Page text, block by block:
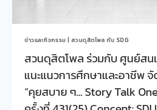
กิจกรรม
ๆ…
STORY
TALK
ONE
LAB“
ครั้ง
ข่าวและกิจกรรม สวนดุสิตโพล กับ SDG
สวนดุสิตโพล ร่วมกับ ศูนย์สน
แนะแนวการศึกษาและอาชีพ
“คุยสบาย ๆ… Story Talk